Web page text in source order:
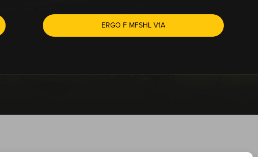
ERGO F MFSHL V1A